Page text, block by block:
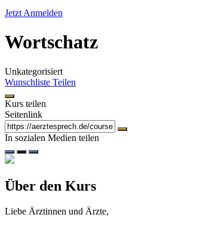
Jetzt Anmelden
Wortschatz
Unkategorisiert
Wunschliste Teilen
Kurs teilen
Seitenlink
In sozialen Medien teilen
Über den Kurs
Liebe Ärztinnen und Ärzte,